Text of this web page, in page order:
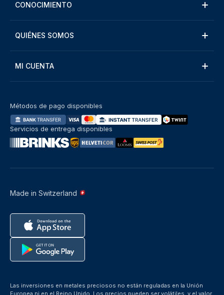
CONOCIMIENTO
QUIÉNES SOMOS
MI CUENTA
Made in Switzerland
Métodos de pago disponibles
Servicios de entrega disponibles
Las inversiones en metales preciosos no están reguladas en la Unión
Europea ni en el Reino Unido. Los precios pueden ser volátiles, y el valor